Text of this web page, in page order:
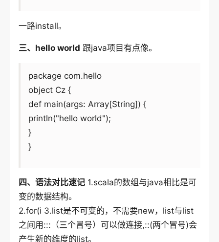
一路install。
三、hello world 跟java项目有点像。
package com.hello
object Cz {
def main(args: Array[String]) {
println("hello world");
}
}
四、语法对比速记 1.scala的数组与java相比是可
变的数据结构。
2.for(i 3.list是不可变的，不需要new，list与list
之间用:::（三个冒号）可以做连接,::(两个冒号)会
产生新的维度的list。